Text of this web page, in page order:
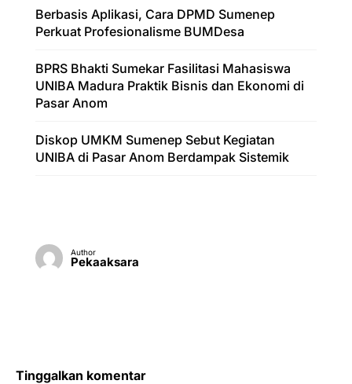
Berbasis Aplikasi, Cara DPMD Sumenep
Perkuat Profesionalisme BUMDesa
BPRS Bhakti Sumekar Fasilitasi Mahasiswa
UNIBA Madura Praktik Bisnis dan Ekonomi di
Pasar Anom
Diskop UMKM Sumenep Sebut Kegiatan
UNIBA di Pasar Anom Berdampak Sistemik
Author
Pekaaksara
Tinggalkan komentar